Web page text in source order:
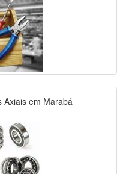
Axiais em Marabá